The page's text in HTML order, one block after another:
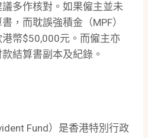
多作核對。如果僱主並未
，而耽誤強積金（MPF）
幣$50,000元。而僱主亦
結算書副本及紀錄。
Fund）是香港特別行政